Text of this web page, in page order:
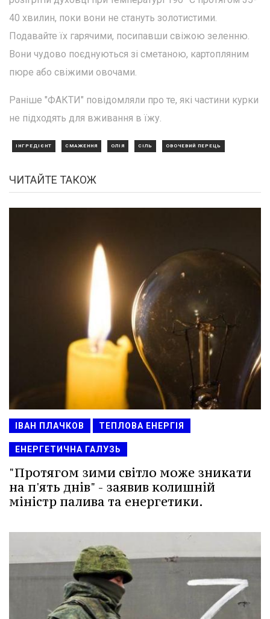
40 хвилин, поки вони не стануть золотистими.
Подавайте їх гарячими, посипавши свіжою зеленню.
Вони чудово поєднуються зі сметаною, картопляним
пюре або свіжими овочами.
Раніше "ФАКТИ" повідомляли про те, які частини курки
не підходять для вживання в їжу.
ІНГРЕДІЄНТ СМАЖЕННЯ ОЛІЯ СІЛЬ ОВОЧЕВИЙ ПЕРЕЦЬ
ЧИТАЙТЕ ТАКОЖ
ІВАН ПЛАЧКОВ ТЕПЛОВА ЕНЕРГІЯ
ЕНЕРГЕТИЧНА ГАЛУЗЬ
"Протягом зими світло може зникати
на п'ять днів" - заявив колишній
міністр палива та енергетики.